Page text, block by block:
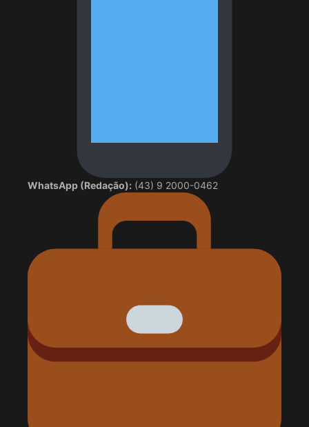
WhatsApp (Redação): (43) 9 2000-0462